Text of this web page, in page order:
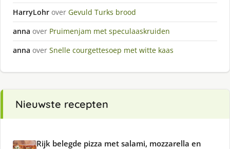
HarryLohr over Gevuld Turks brood
anna over Pruimenjam met speculaaskruiden
anna over Snelle courgettesoep met witte kaas
Nieuwste recepten
Rijk belegde pizza met salami, mozzarella en